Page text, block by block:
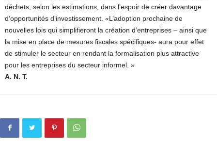
déchets, selon les estimations, dans l’espoir de créer davantage
d’opportunités d’investissement. «L’adoption prochaine de
nouvelles lois qui simplifieront la création d’entreprises – ainsi que
la mise en place de mesures fiscales spécifiques- aura pour effet
de stimuler le secteur en rendant la formalisation plus attractive
pour les entreprises du secteur informel. »
A. N. T.